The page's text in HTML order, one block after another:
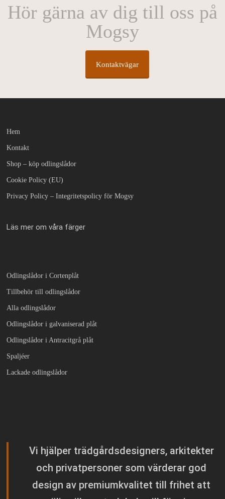
Hör gärna av dig till oss på
Mogsy
Kontaktvägar
Hem
Kontakt
Shop – köp odlingslådor
Cookie Policy (EU)
Privacy Policy – Integritetspolicy för Mogsy
Läs mer om våra färger
Odlingslådor i Cortenplåt
Tillbehör till odlingslådor
Alla odlingslådor
Odlingslådor i galvaniserad plåt
Odlingslådor i Antracitgrå plåt
Spaljéer
Lackade odlingslådor
Vi hjälper trädgårdsdesigners, arkitekter
och privatpersoner som värderar god
design av premiumkvalitet till frihet att